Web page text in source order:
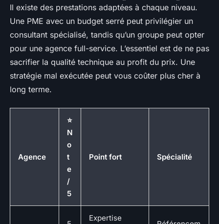
Il existe des prestations adaptées à chaque niveau.
Une PME avec un budget serré peut privilégier un
consultant spécialisé, tandis qu’un groupe peut opter
pour une agence full-service. L’essentiel est de ne pas
sacrifier la qualité technique au profit du prix. Une
stratégie mal exécutée peut vous coûter plus cher à
long terme.
Agence
⭐
N
o
t
e
/
5
Point fort Spécialité
Expertise